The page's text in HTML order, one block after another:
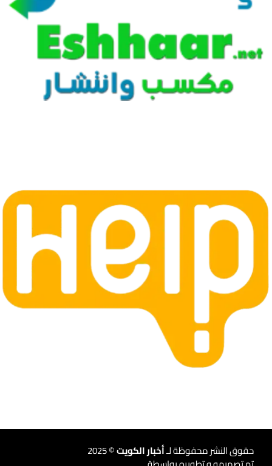
حقوق النشر محفوظة لـأخبار الكويت© 2025